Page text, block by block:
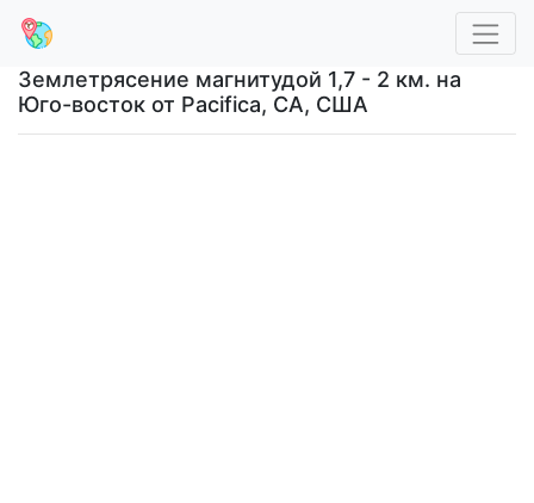
Землетрясение магнитудой 1,7 - 2 км. на
Юго-восток от Pacifica, CA, США